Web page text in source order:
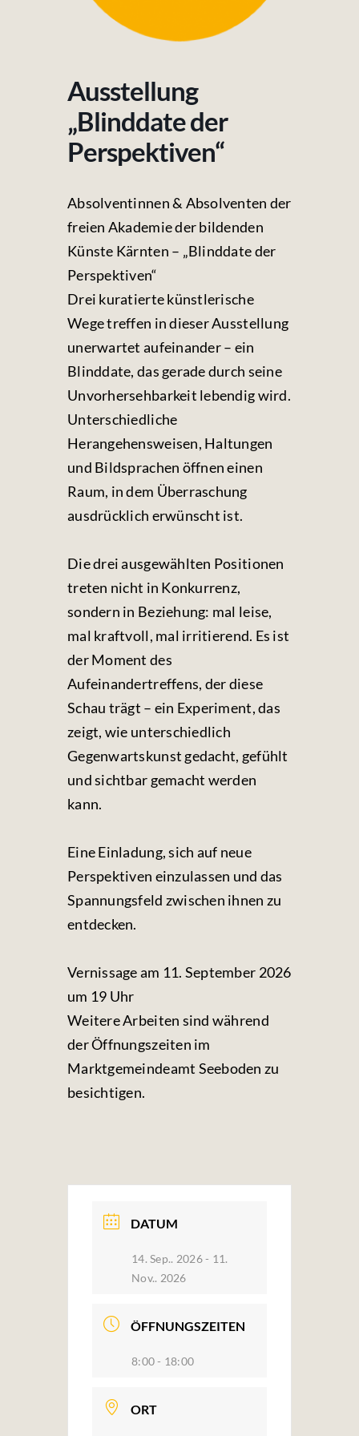
Ausstellung
„Blinddate der
Perspektiven“
Absolventinnen & Absolventen der
freien Akademie der bildenden
Künste Kärnten – „Blinddate der
Perspektiven“
Drei kuratierte künstlerische
Wege treffen in dieser Ausstellung
unerwartet aufeinander – ein
Blinddate, das gerade durch seine
Unvorhersehbarkeit lebendig wird.
Unterschiedliche
Herangehensweisen, Haltungen
und Bildsprachen öffnen einen
Raum, in dem Überraschung
ausdrücklich erwünscht ist.
Die drei ausgewählten Positionen
treten nicht in Konkurrenz,
sondern in Beziehung: mal leise,
mal kraftvoll, mal irritierend. Es ist
der Moment des
Aufeinandertreffens, der diese
Schau trägt – ein Experiment, das
zeigt, wie unterschiedlich
Gegenwartskunst gedacht, gefühlt
und sichtbar gemacht werden
kann.
Eine Einladung, sich auf neue
Perspektiven einzulassen und das
Spannungsfeld zwischen ihnen zu
entdecken.
Vernissage am 11. September 2026
um 19 Uhr
Weitere Arbeiten sind während
der Öffnungszeiten im
Marktgemeindeamt Seeboden zu
besichtigen.
DATUM
14. Sep.. 2026- 11.
Nov.. 2026
ÖFFNUNGSZEITEN
8:00 - 18:00
ORT